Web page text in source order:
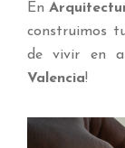
En
construimos
de vivir en
Valencia!